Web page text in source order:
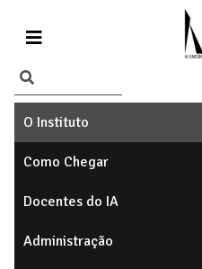
O Instituto
Como Chegar
Docentes do IA
Administração